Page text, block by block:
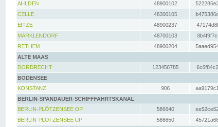
AHLDEN
48900102
CELLE
48300105
EITZE
48900237
MARKLENDORF
48700103
RETHEM
48900204
ALTE MAAS
DORDRECHT
123456785
BODENSEE
KONSTANZ
906
BERLIN-SPANDAUER-SCHIFFFAHRTSKANAL
BERLIN-PLÖTZENSEE OP
586640
BERLIN-PLÖTZENSEE UP
586650